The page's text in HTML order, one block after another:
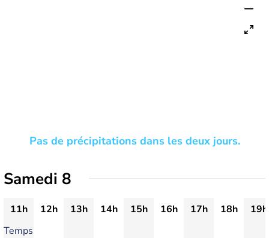
Pas de précipitations dans les deux jours.
Samedi 8
11h 12h 13h 14h 15h 16h 17h 18h
19h
Temps